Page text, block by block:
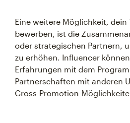
Eine weitere Möglichkeit, dein
bewerben, ist die
oder strategischen Partnern,
zu erhöhen. Influencer
Erfahrungen mit dem
Partnerschaften mit anderen
Cross-Promotion-